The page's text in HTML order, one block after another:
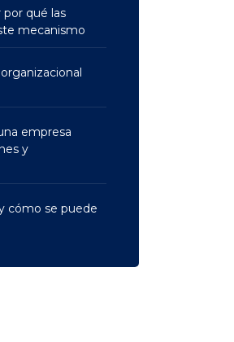
qué las
mecanismo
empresa
y
cómo se puede